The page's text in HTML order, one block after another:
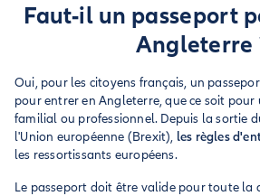
Faut-il un passeport
Angleterre
Oui, pour les citoyens français, un
pour entrer en Angleterre, que ce soit
familial ou professionnel. Depuis la sortie
l'Union européenne (Brexit), les règles
les ressortissants européens.
Le passeport doit être valide pour toute la